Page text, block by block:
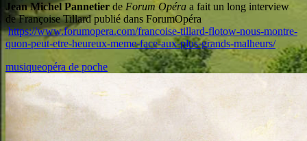
Jean Michel Pannetier de Forum Opéra a fait un long interview
de Françoise Tillard publié dans ForumOpéra
https://www.forumopera.com/francoise-tillard-flotow-nous-montre-
quon-peut-etre-heureux-meme-face-aux-plus-grands-malheurs/
musiqueopéra de poche